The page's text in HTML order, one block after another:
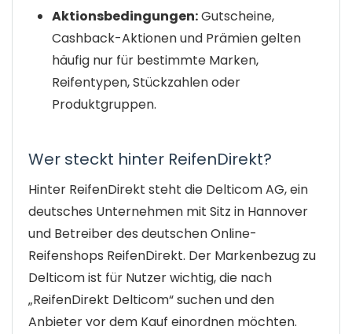
Aktionsbedingungen:Gutscheine,
Cashback-Aktionen und Prämien gelten
häufig nur für bestimmte Marken,
Reifentypen, Stückzahlen oder
Produktgruppen.
Wer steckt hinter ReifenDirekt?
Hinter ReifenDirekt steht die Delticom AG, ein
deutsches Unternehmen mit Sitz in Hannover
und Betreiber des deutschen Online-
Reifenshops ReifenDirekt. Der Markenbezug zu
Delticom ist für Nutzer wichtig, die nach
„ReifenDirekt Delticom“ suchen und den
Anbieter vor dem Kauf einordnen möchten.